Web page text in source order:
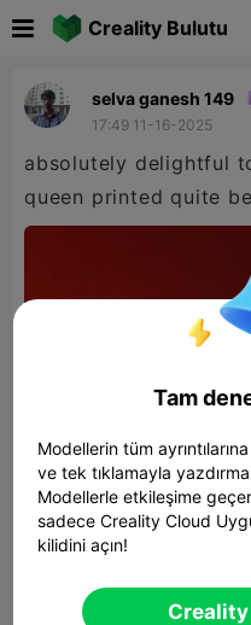
Creality Bulutu
selva ganesh 149
17:49 11-16-2025
absolutely delightful
queen printed quite
Tam
Modellerin tüm
ve tek tıklamayla
Modellerle etkileşime
sadece Creality Cloud
kilidini açın!